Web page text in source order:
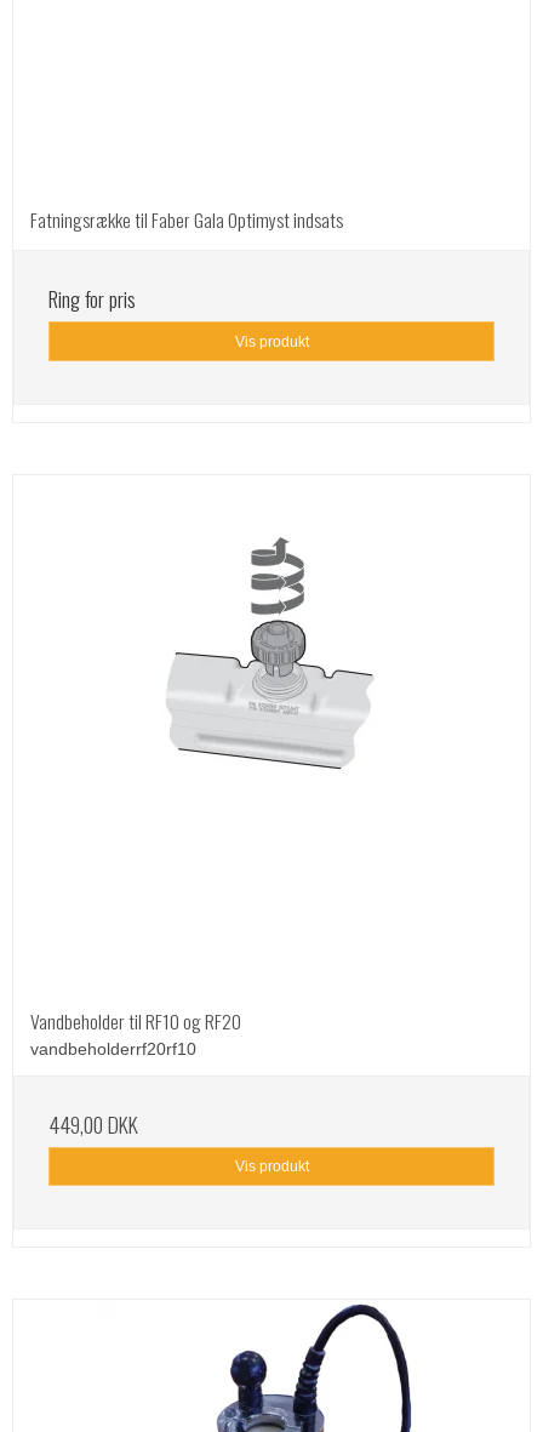
Fatningsrække til Faber Gala Optimyst indsats
Ring for pris
Vis produkt
Vandbeholder til RF10 og RF20
vandbeholderrf20rf10
449,00 DKK
Vis produkt